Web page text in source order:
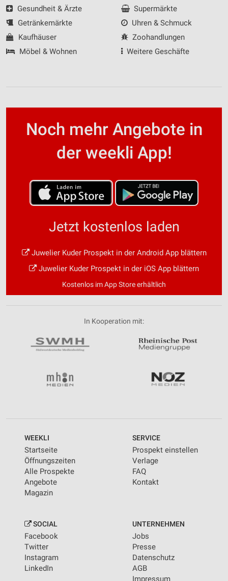
Gesundheit & Ärzte
Getränkemärkte
Kaufhäuser
Möbel & Wohnen
Supermärkte
Uhren & Schmuck
Zoohandlungen
Weitere Geschäfte
Noch mehr Angebote in
der weekli App!
Jetzt kostenlos laden
Juwelier Kuder Prospekt in der Android App blättern
Juwelier Kuder Prospekt in der iOS App blättern
Kostenlos im App Store erhältlich
In Kooperation mit:
WEEKLI
Startseite
Öffnungszeiten
Alle Prospekte
Angebote
Magazin
SERVICE
Prospekt einstellen
Verlage
FAQ
Kontakt
SOCIAL
Facebook
Twitter
Instagram
LinkedIn
UNTERNEHMEN
Jobs
Presse
Datenschutz
AGB
Impressum